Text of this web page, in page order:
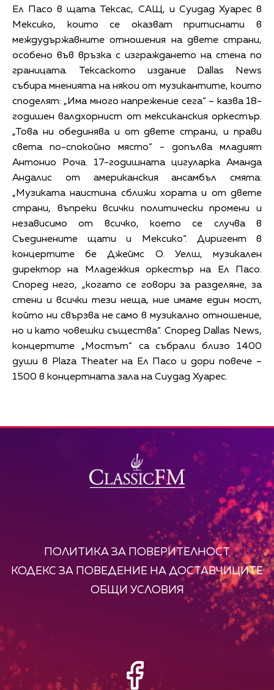
Ел Пасо в щата Тексас, САЩ, и Суидад Хуарес в
Мексико, които се оказват притиснати в
междудържавните отношения на двете страни,
особено във връзка с изграждането на стена по
границата. Тексаското издание Dallas News
събира мненията на някои от музикантите, които
споделят: „Има много напрежение сега“ – казва 18-
годишен валдхорнист от мексиканския оркестър.
„Това ни обединява и от двете страни, и прави
света по-спокойно място“ - допълва младият
Антонио Роча. 17-годишната цигуларка Аманда
Андалис от американския ансамбъл смята:
„Музиката наистина сближи хората и от двете
страни, въпреки всички политически промени и
независимо от всичко, което се случва в
Съединените щати и Мексико“. Диригент в
концертите бе Джеймс О. Уелш, музикален
директор на Младежкия оркестър на Ел Пасо.
Според него, „когато се говори за разделяне, за
стени и всички тези неща, ние имаме един мост,
който ни свързва не само в музикално отношение,
но и като човешки същества“. Според Dallas News,
концертите „Мостът“ са събрали близо 1400
души в Plaza Theater на Ел Пасо и дори повече –
1500 в концертната зала на Сиудад Хуарес.
ПОЛИТИКА ЗА ПОВЕРИТЕЛНОСТ
КОДЕКС ЗА ПОВЕДЕНИЕ НА ДОСТАВЧИЦИТЕ
ОБЩИ УСЛОВИЯ